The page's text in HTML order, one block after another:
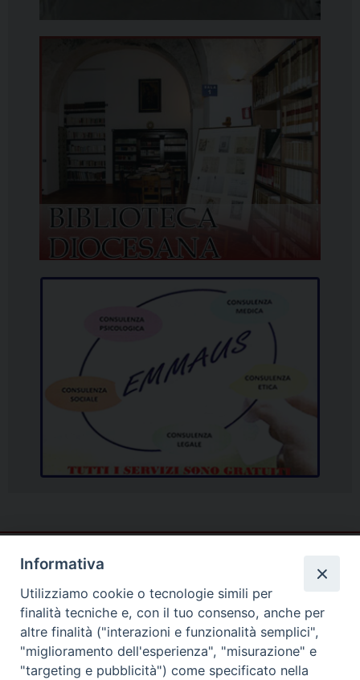
Informativa
Utilizziamo cookie o tecnologie simili per
finalità tecniche e, con il tuo consenso, anche per
altre finalità ("interazioni e funzionalità semplici",
"miglioramento dell'esperienza", "misurazione" e
"targeting e pubblicità") come specificato nella